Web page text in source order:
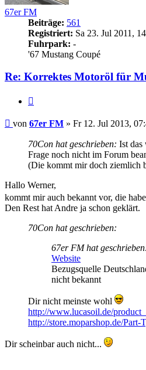
67er FM
Beiträge: 561
Registriert: Sa 23. Jul 2011,
Fuhrpark: -
'67 Mustang Coupé
Re: Korrektes Motoröl für
Beitrag
von 67er FM » Fr 12. Jul 2013,
70Con hat geschrieben: Ist
Frage noch nicht im Forum
(Die kommt mir doch ziemlich
Hallo Werner,
kommt mir auch bekannt vor, die
Den Rest hat Andre ja schon geklärt.
70Con hat geschrieben:
67er FM hat
Website
Bezugsquelle
nicht bekannt
Dir nicht meinste wohl
http://www.lucasoil.de/
http://store.moparshop.de/
Dir scheinbar auch nicht...